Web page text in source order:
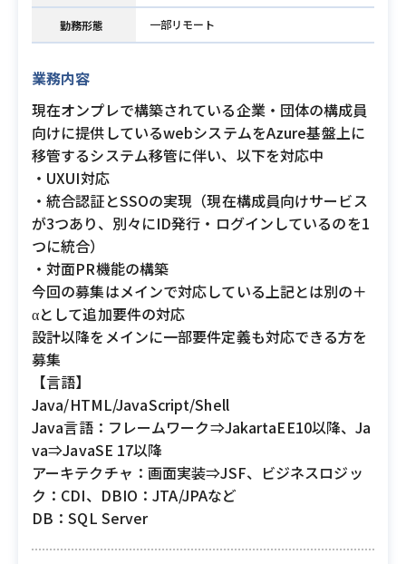
勤務形態 一部リモート
業務内容
現在オンプレで構築されている企業・団体の構成員
向けに提供しているwebシステムをAzure基盤上に
移管するシステム移管に伴い、以下を対応中
・UXUI対応
・統合認証とSSOの実現（現在構成員向けサービス
が3つあり、別々にID発行・ログインしているのを1
つに統合）
・対面PR機能の構築
今回の募集はメインで対応している上記とは別の＋
αとして追加要件の対応
設計以降をメインに一部要件定義も対応できる方を
募集
【言語】
Java/HTML/JavaScript/Shell
Java言語：フレームワーク⇒JakartaEE10以降、Ja
va⇒JavaSE 17以降
アーキテクチャ：画面実装⇒JSF、ビジネスロジッ
ク：CDI、DBIO：JTA/JPAなど
DB：SQL Server